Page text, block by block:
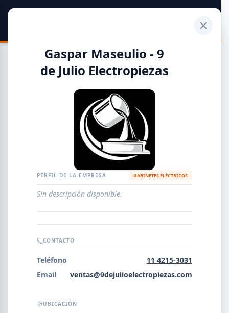
Guía de Empresas Metalúrgicas y Siderúrgicas
METALÚRGICAS
EMPRESAS AGREGAR EMPRESA 0RESULTADOS
Gaspar Maseulio - 9
de Julio Electropiezas
PERFIL DE LA EMPRESA GABINETES ELÉCTRICOS
Sin descripción disponible.
CONTACTO
Teléfono
11 4215-3031
Email
ventas@9dejulioelectropiezas.com
UBICACIÓN